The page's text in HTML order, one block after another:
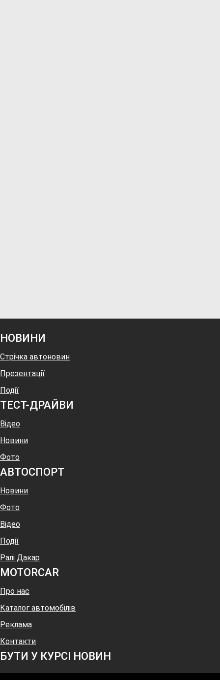
НОВИНИ
Стрічка автоновин
Презентації
Події
ТЕСТ-ДРАЙВИ
Відео
Новини
Фото
АВТОСПОРТ
Новини
Фото
Відео
Події
Ралі Дакар
MOTORCAR
Про нас
Каталог автомобілів
Реклама
Контакти
БУТИ У КУРСІ НОВИН